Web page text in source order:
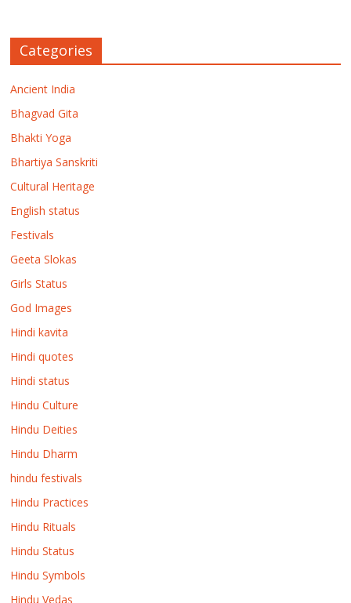
Categories
Ancient India
Bhagvad Gita
Bhakti Yoga
Bhartiya Sanskriti
Cultural Heritage
English status
Festivals
Geeta Slokas
Girls Status
God Images
Hindi kavita
Hindi quotes
Hindi status
Hindu Culture
Hindu Deities
Hindu Dharm
hindu festivals
Hindu Practices
Hindu Rituals
Hindu Status
Hindu Symbols
Hindu Vedas